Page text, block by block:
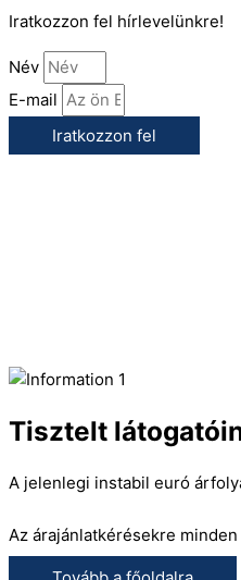
Iratkozzon fel hírlevelünkre!
Név
E-mail
Iratkozzon fel
Tisztelt
A jelenlegi instabil euró
Az árajánlatkérésekre